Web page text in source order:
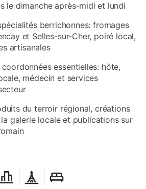
le dimanche après-midi et lundi
berrichonnes: fromages
et Selles-sur-Cher, poiré local,
artisanales
essentielles: hôte,
médecin et services
du terroir régional, créations
galerie locale et publications sur